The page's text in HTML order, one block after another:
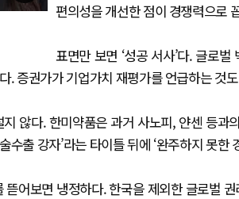
편의성을 개선한 점이 경쟁력으로
표면만 보면 ‘성공 서사’다. 글로
. 증권가가 기업가치 재평가를 언급하는 것
않다. 한미약품은 과거 사노피, 얀센 등
수출 강자’라는 타이틀 뒤에 ‘완주하지 못한
어보면 냉정하다. 한국을 제외한 글로벌